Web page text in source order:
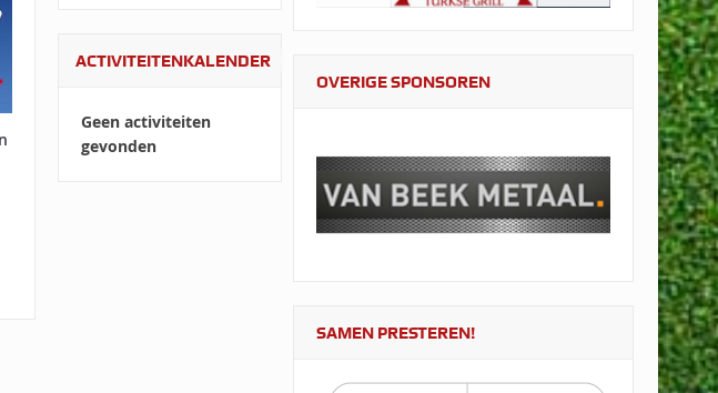
ACTIVITEITENKALENDER
Geen activiteiten
gevonden
OVERIGE SPONSOREN
SAMEN PRESTEREN!